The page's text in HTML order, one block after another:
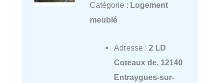
Catégorie : Logement
meublé
Adresse : 2 LD
Coteaux de, 12140
Entraygues-sur-